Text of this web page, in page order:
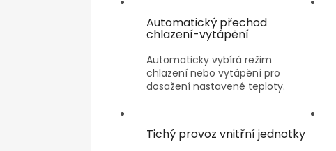
Automatický přechod
chlazení-vytápění
Automaticky vybírá režim
chlazení nebo vytápění pro
dosažení nastavené teploty.
Tichý provoz vnitřní jednotky